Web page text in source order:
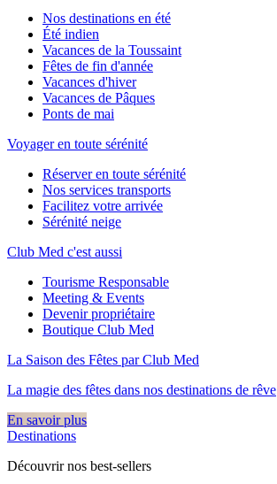
Nos destinations en été
Été indien
Vacances de la Toussaint
Fêtes de fin d'année
Vacances d'hiver
Vacances de Pâques
Ponts de mai
Voyager en toute sérénité
Réserver en toute sérénité
Nos services transports
Facilitez votre arrivée
Sérénité neige
Club Med c'est aussi
Tourisme Responsable
Meeting & Events
Devenir propriétaire
Boutique Club Med
La Saison des Fêtes par Club Med
La magie des fêtes dans nos destinations de rêve​
En savoir plus
Destinations
Découvrir nos best-sellers